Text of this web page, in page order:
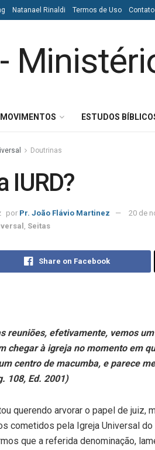
Natanael Rinaldi Termos de Uso Contato
MOVIMENTOS ESTUDOS
Doutrinas
IURD?
por Pr. João Flávio Martinez
20 de
, Seitas
Share on Facebook
reuniões, efetivamente, vemos
chegar à igreja no momento em
centro de macumba, e parece
108, Ed. 2001)
querendo arvorar o papel de juiz,
cometidos pela Igreja Universal do
que a referida denominação,